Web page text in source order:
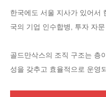
한국에도 서울 지사가 있어서
국의 기업 인수합병, 투자 자
골드만삭스의 조직 구조는 층
성을 갖추고 효율적으로 운영